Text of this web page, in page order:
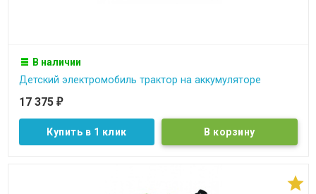
В наличии
Детский электромобиль трактор на аккумуляторе
17 375 ₽
Купить в 1 клик
